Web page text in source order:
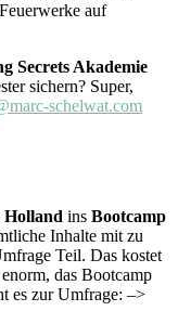
auf
Secrets Akademie
sichern? Super,
schelwat.com
Holland ins Bootcamp
Inhalte mit zu
Teil. Das kostet
das Bootcamp
es zur Umfrage: –>